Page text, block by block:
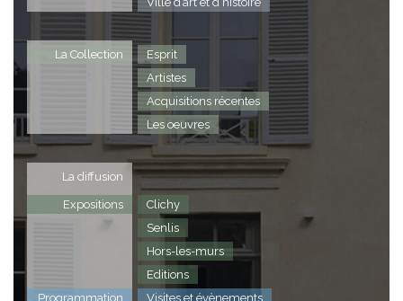
La Collection
Esprit
Artistes
Acquisitions récentes
Les oeuvres
La diffusion
Expositions
Clichy
Senlis
Hors-les-murs
Editions
Programmation
Visites et évènements